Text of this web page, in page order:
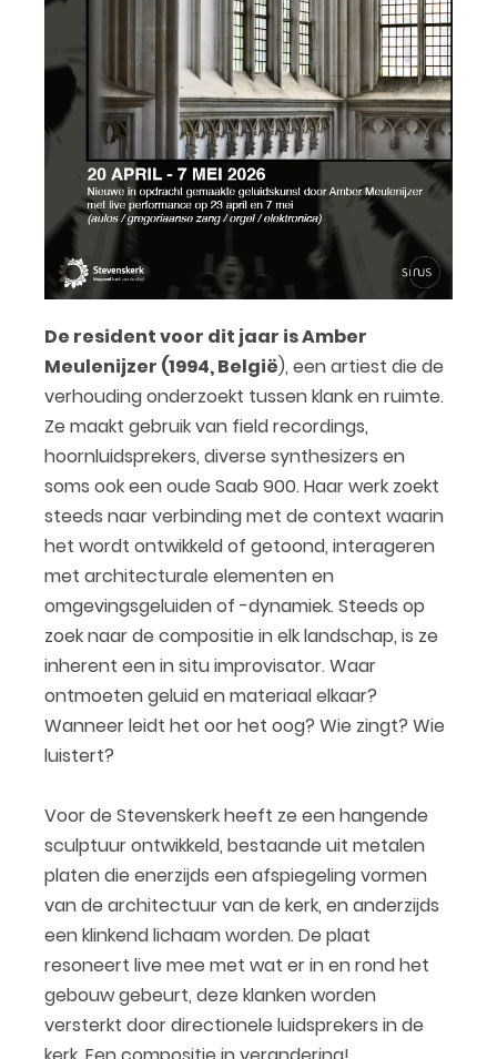
De resident voor dit jaar is Amber
Meulenijzer (1994, België), een artiest die de
verhouding onderzoekt tussen klank en ruimte.
Ze maakt gebruik van field recordings,
hoornluidsprekers, diverse synthesizers en
soms ook een oude Saab 900. Haar werk zoekt
steeds naar verbinding met de context waarin
het wordt ontwikkeld of getoond, interageren
met architecturale elementen en
omgevingsgeluiden of -dynamiek. Steeds op
zoek naar de compositie in elk landschap, is ze
inherent een in situ improvisator. Waar
ontmoeten geluid en materiaal elkaar?
Wanneer leidt het oor het oog? Wie zingt? Wie
luistert?
Voor de Stevenskerk heeft ze een hangende
sculptuur ontwikkeld, bestaande uit metalen
platen die enerzijds een afspiegeling vormen
van de architectuur van de kerk, en anderzijds
een klinkend lichaam worden. De plaat
resoneert live mee met wat er in en rond het
gebouw gebeurt, deze klanken worden
versterkt door directionele luidsprekers in de